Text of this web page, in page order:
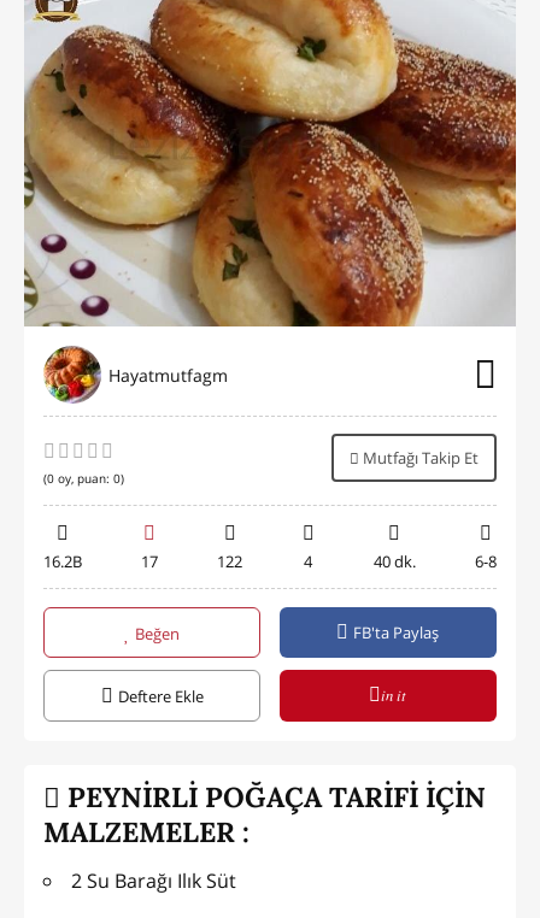
Hayatmutfagm
(0 oy, puan: 0)
Mutfağı Takip Et
16.2B 17 122 4 40 dk. 6-8
Beğen FB'ta Paylaş
Deftere Ekle in it
PEYNİRLİ POĞAÇA TARİFİ İÇİN
MALZEMELER :
2 Su Barağı Ilık Süt